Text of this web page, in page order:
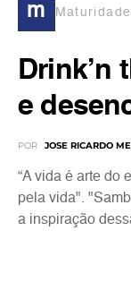
m
Drink’n
e
POR JOSE RICARDO
“A vida é arte do
pela vida".
a inspiração